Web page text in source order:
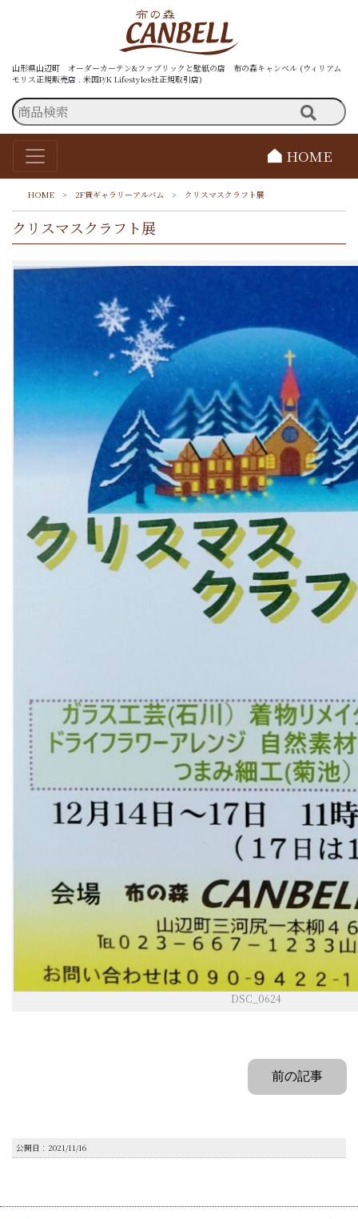
山形県山辺町 オーダーカーテン&ファブリックと壁紙の店 布の森キャンベル (ウィリアム
モリス正規販売店 . 米国P/K Lifestyles社正規取引店)
HOME
HOME > 2F貸ギャラリーアルバム > クリスマスクラフト展
クリスマスクラフト展
DSC_0624
前の記事
公開日：2021/11/16